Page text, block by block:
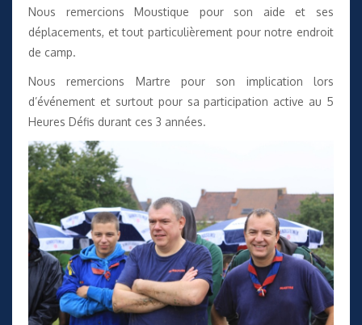
Nous remercions Moustique pour son aide et ses
déplacements, et tout particulièrement pour notre endroit
de camp.
Nous remercions Martre pour son implication lors
d’événement et surtout pour sa participation active au 5
Heures Défis durant ces 3 années.